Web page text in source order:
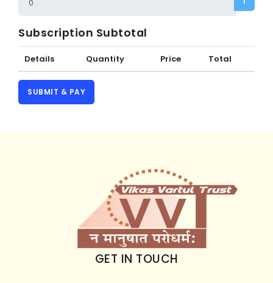
Subscription Subtotal
Details Quantity Price Total
GET IN TOUCH